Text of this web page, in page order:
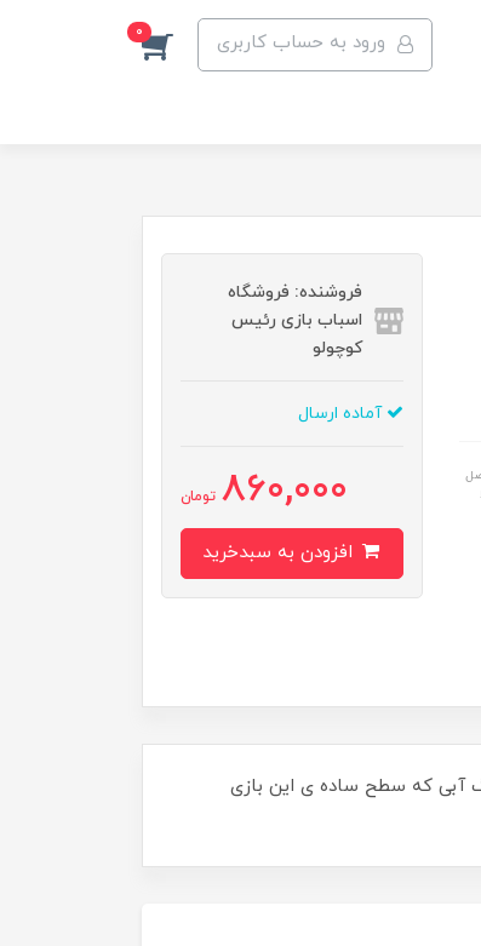
ورود به حساب کاربری 0
فروشنده: فروشگاه
اسباب بازی رئیس
کوچولو
آماده ارسال
860,000 تومان
آبی که سطح ساده ی این بازی